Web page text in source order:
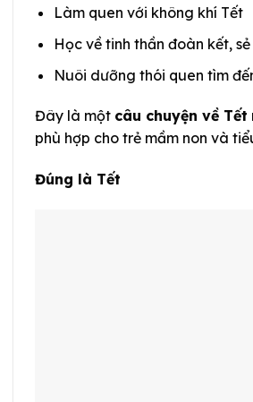
Làm quen với không khí Tết
Học về tinh thần đoàn kết,
Nuôi dưỡng thói quen tìm
Đây là một câu chuyện về Tết
phù hợp cho trẻ mầm non và
Đúng là Tết